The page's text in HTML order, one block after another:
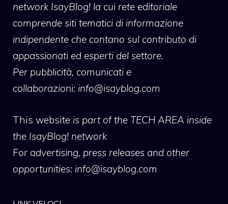
network IsayBlog! la cui rete editoriale
comprende siti tematici di informazione
indipendente che contano sul contributo di
appassionati ed esperti del settore.
Per pubblicità, comunicati e
collaborazioni: info@isayblog.com
This website is part of the TECH AREA inside
the IsayBlog! network
For advertising, press releases and other
opportunities: info@isayblog.com